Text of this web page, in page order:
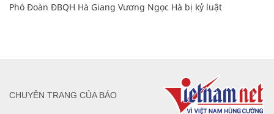
Phó Đoàn ĐBQH Hà Giang Vương Ngọc Hà bị kỷ luật
CHUYÊN TRANG CỦA BÁO